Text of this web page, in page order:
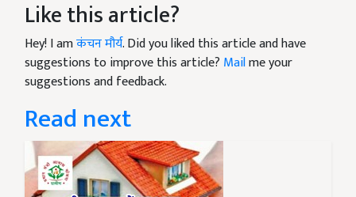
Like this article?
Hey! I amकंचन मौर्य. Did you liked this article and have
suggestions to improve this article? Mailme your
suggestions and feedback.
Read next